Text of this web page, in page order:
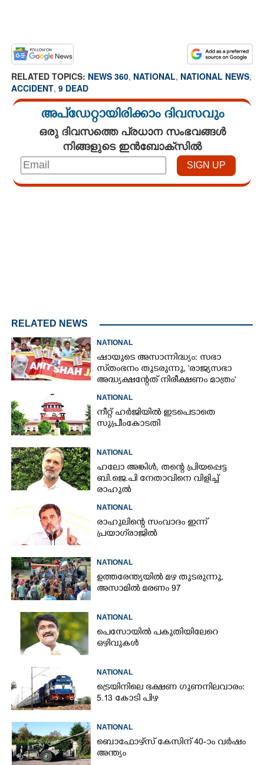
RELATED TOPICS: NEWS 360, NATIONAL, NATIONAL NEWS,
ACCIDENT, 9 DEAD
അപ്ഡേറ്റായിരിക്കാം ദിവസവും
ഒരു ദിവസത്തെ പ്രധാന സംഭവങ്ങൾ
നിങ്ങളുടെ ഇൻബോക്സിൽ
RELATED NEWS
NATIONAL
ഷായുടെ അസാന്നിദ്ധ്യം: സഭാ
സ്‌തംഭനം തുടരുന്നു, 'രാജ്യസഭാ
അദ്ധ്യക്ഷന്റേത് നിരീക്ഷണം മാത്രം'
NATIONAL
നീറ്റ് ഹർജിയിൽ ഇടപെടാതെ
സുപ്രീംകോടതി
NATIONAL
ഹലോ അങ്കിൾ,​ തന്റെ പ്രിയപ്പെട്ട
ബി.ജെ.പി നേതാവിനെ വിളിച്ച്
രാഹുൽ
NATIONAL
രാഹുലിന്റെ സംവാദം ഇന്ന്
പ്രയാഗ്‌രാജിൽ
NATIONAL
ഉത്തരേന്ത്യയിൽ മഴ തുടരുന്നു,​
അസാമിൽ മരണം 97
NATIONAL
പെസോയിൽ പകുതിയിലേറെ
ഒഴിവുകൾ
NATIONAL
ട്രെയിനിലെ ഭക്ഷണ ഗുണനിലവാരം:
5.13 കോടി പിഴ
NATIONAL
ബൊഫോഴ്സ് കേസിന് 40-ാം വ‌ർഷം
അന്ത്യം